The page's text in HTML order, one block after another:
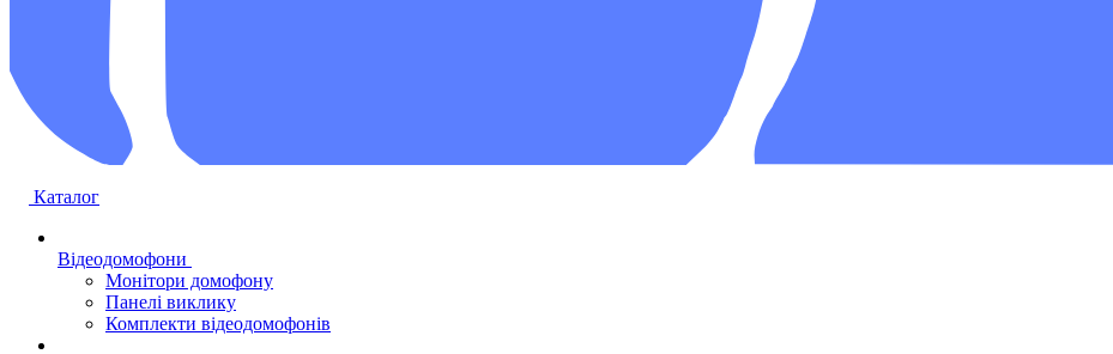
Каталог
Відеодомофони
Монітори домофону
Панелі виклику
Комплекти відеодомофонів